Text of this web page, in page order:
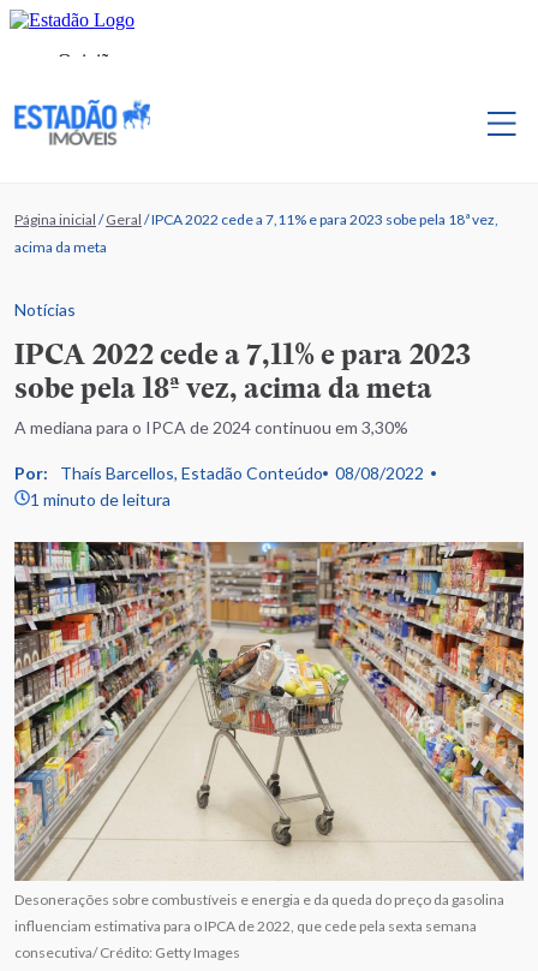
Página inicial /Geral /IPCA 2022 cede a 7,11% e para 2023 sobe pela 18ª vez,
acima da meta
Notícias
IPCA 2022 cede a 7,11% e para 2023
sobe pela 18ª vez, acima da meta
A mediana para o IPCA de 2024 continuou em 3,30%
Por: Thaís Barcellos, Estadão Conteúdo
08/08/2022
1 minuto de leitura
Desonerações sobre combustíveis e energia e da queda do preço da gasolina
influenciam estimativa para o IPCA de 2022, que cede pela sexta semana
consecutiva/ Crédito: Getty Images